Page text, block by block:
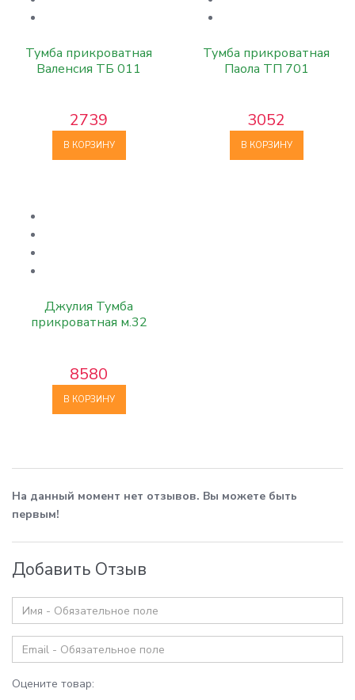
Тумба прикроватная
Валенсия ТБ 011
2739
В КОРЗИНУ
Тумба прикроватная
Паола ТП 701
3052
В КОРЗИНУ
Джулия Тумба
прикроватная м.32
8580
В КОРЗИНУ
На данный момент нет отзывов. Вы можете быть
первым!
Добавить Отзыв
Оцените товар: